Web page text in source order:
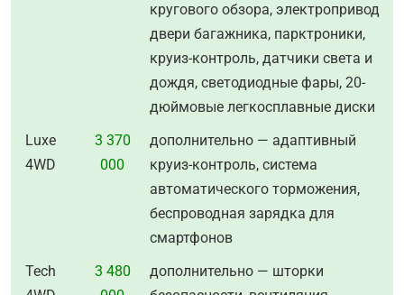
кругового обзора, электропривод
двери багажника, парктроники,
круиз-контроль, датчики света и
дождя, светодиодные фары, 20-
дюймовые легкосплавные диски
Luxe
4WD
3 370
000
дополнительно — адаптивный
круиз-контроль, система
автоматического торможения,
беспроводная зарядка для
смартфонов
Tech
3 480
дополнительно — шторки